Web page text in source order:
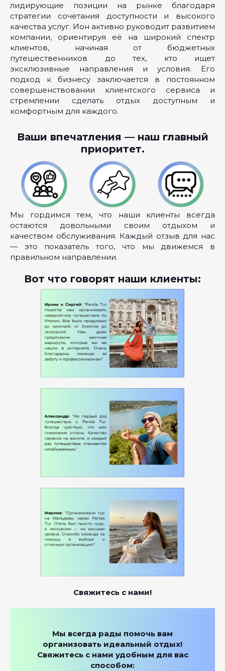
лидирующие позиции на рынке благодаря
стратегии сочетания доступности и высокого
качества услуг. Ион активно руководит развитием
компании, ориентируя её на широкий спектр
клиентов, начиная от бюджетных
путешественников до тех, кто ищет
эксклюзивные направления и условия. Его
подход к бизнесу заключается в постоянном
совершенствовании клиентского сервиса и
стремлении сделать отдых доступным и
комфортным для каждого.
Ваши впечатления — наш главный
приоритет.
Мы гордимся тем, что наши клиенты всегда
остаются довольными своим отдыхом и
качеством обслуживания. Каждый отзыв для нас
— это показатель того, что мы движемся в
правильном направлении.
Вот что говорят наши клиенты:
Свяжитесь с нами!
Мы всегда рады помочь вам
организовать идеальный отдых!
Свяжитесь с нами удобным для вас
способом: